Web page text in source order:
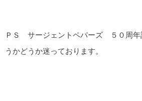
ＰＳ サージェントペパーズ ５０周年
うかどうか迷っております。